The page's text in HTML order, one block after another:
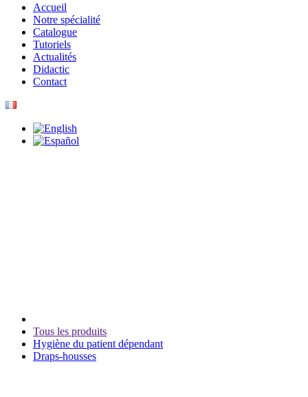
Accueil
Notre spécialité
Catalogue
Tutoriels
Actualités
Didactic
Contact
Tous les produits
Hygiène du patient dépendant
Draps-housses